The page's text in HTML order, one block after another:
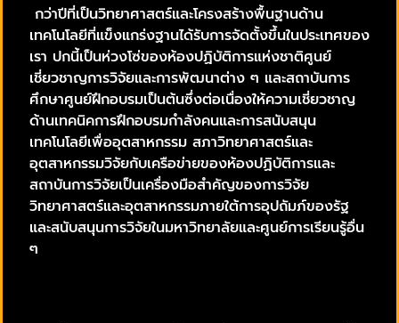
กว่าปีที่เป็นวิทยาศาสตร์และโครงสร้างพื้นฐานด้าน
เทคโนโลยีที่แข็งแกร่งฐานได้รับการจัดตั้งขึ้นในประเทศของ
เรา ปกนี้เป็นห่วงโซ่ของห้องปฏิบัติการแห่งชาติศูนย์
เชี่ยวชาญการวิจัยและการพัฒนาต่าง ๆ และสถาบันการ
ศึกษาศูนย์ฝึกอบรมเป็นต้นซึ่งต่อเนื่องให้ความเชี่ยวชาญ
ด้านเทคนิคการฝึกอบรมกำลังคนและการสนับสนุน
เทคโนโลยีเพื่ออุตสาหกรรม สภาวิทยาศาสตร์และ
อุตสาหกรรมวิจัยกับเครือข่ายของห้องปฏิบัติการและ
สถาบันการวิจัยเป็นเครื่องมือสำคัญของการวิจัย
วิทยาศาสตร์และอุตสาหกรรมภายใต้การอุปถัมภ์ของรัฐ
และสนับสนุนการวิจัยในมหาวิทยาลัยและศูนย์การเรียนรู้อื่น
ๆ